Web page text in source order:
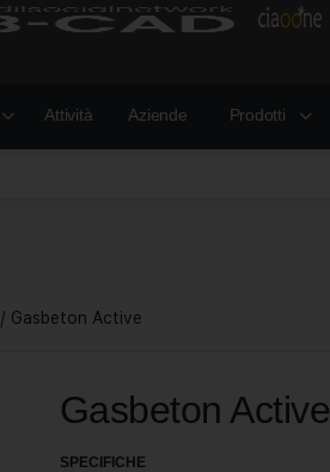
Attività Aziende Prodotti
/ Gasbeton Active
Gasbeton Active
SPECIFICHE